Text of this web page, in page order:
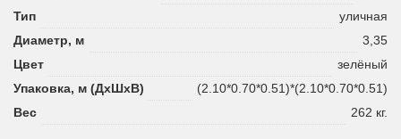
Тип
уличная
Диаметр, м
3,35
Цвет
зелёный
Упаковка, м (ДхШхВ)
(2.10*0.70*0.51)*(2.10*0.70*0.51)
Вес
262 кг.